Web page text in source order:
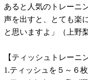
あると人気のトレーニ
声を出すと、とても楽
と思いますよ」（上野
【ティッシュトレーニ
1.ティッシュを５～６